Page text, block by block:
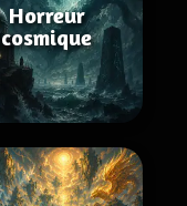
Horreur
cosmique